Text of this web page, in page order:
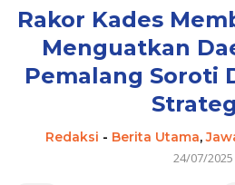
Rakor Kades
Menguatkan
Pemalang Soroti
Redaksi - Berita Utama,
24/07/2025